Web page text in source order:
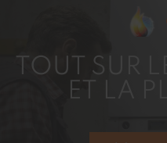
TOUT SUR
ET LA